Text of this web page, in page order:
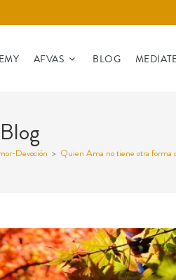
AFVAS BLOG
Blog
Devoción > Quien Ama no tiene otra forma